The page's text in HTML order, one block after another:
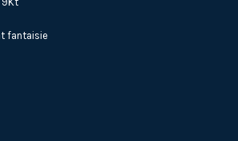
fantaisie